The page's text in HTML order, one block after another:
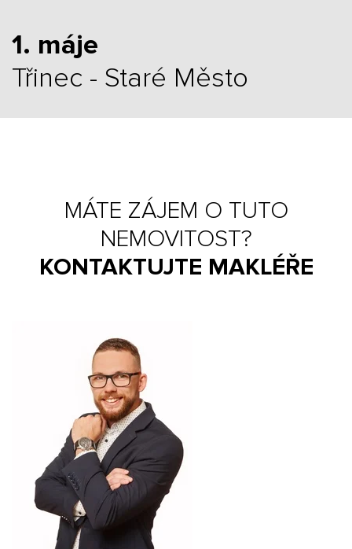
1. máje
Třinec - Staré Město
MÁTE ZÁJEM O TUTO
NEMOVITOST?
KONTAKTUJTE MAKLÉŘE